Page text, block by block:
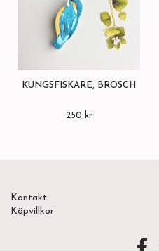
KUNGSFISKARE, BROSCH
250 kr
Kontakt
Köpvillkor